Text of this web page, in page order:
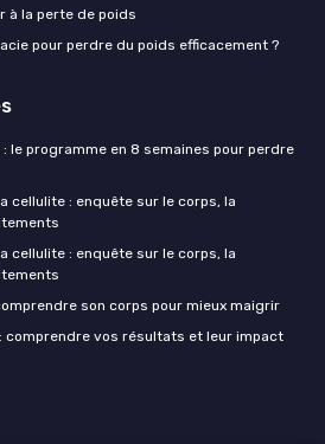
à la perte de poids
pour perdre du poids efficacement ?
le programme en 8 semaines pour perdre
cellulite : enquête sur le corps, la
cellulite : enquête sur le corps, la
son corps pour mieux maigrir
comprendre vos résultats et leur impact